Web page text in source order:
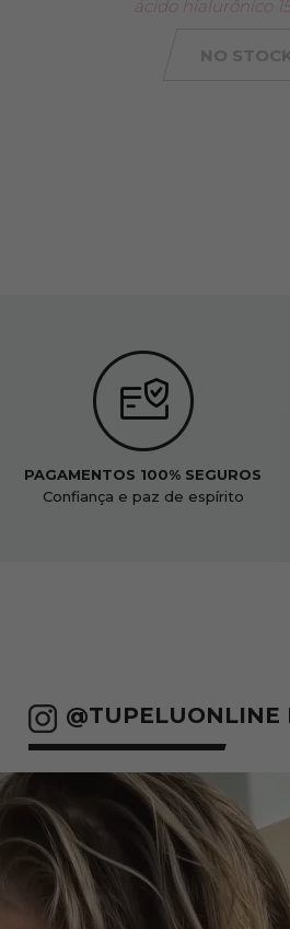
ácido hialurônico
NO
PAGAMENTOS 100% SEGUROS
Confiança e paz de espírito
@TUPELUONLINE